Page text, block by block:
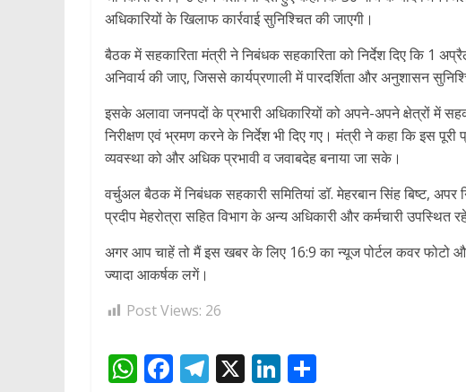
अधिकारियों के खिलाफ कार्रवाई सुनिश्चित की जाएगी।
बैठक में सहकारिता मंत्री ने निबंधक सहकारिता को निर्देश दिए कि 1
अनिवार्य की जाए, जिससे कार्यप्रणाली में पारदर्शिता और अनुशासन
इसके अलावा जनपदों के प्रभारी अधिकारियों को अपने-अपने क्षेत्रों में
निरीक्षण एवं भ्रमण करने के निर्देश भी दिए गए। मंत्री ने कहा कि इस पूरी
व्यवस्था को और अधिक प्रभावी व जवाबदेह बनाया जा सके।
वर्चुअल बैठक में निबंधक सहकारी समितियां डॉ. मेहरबान सिंह बिष्ट,
प्रदीप मेहरोत्रा सहित विभाग के अन्य अधिकारी और कर्मचारी उपस्थित
अगर आप चाहें तो मैं इस खबर के लिए 16:9 का न्यूज पोर्टल कवर फोटो
ज्यादा आकर्षक लगें।
Post Views: 26
W F T X Li